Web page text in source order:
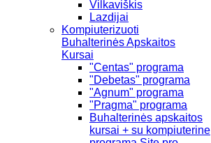
Vilkaviškis
Lazdijai
Kompiuterizuoti
Buhalterinės Apskaitos
Kursai
"Centas" programa
"Debetas" programa
"Agnum" programa
"Pragma" programa
Buhalterinės apskaitos
kursai + su kompiuterine